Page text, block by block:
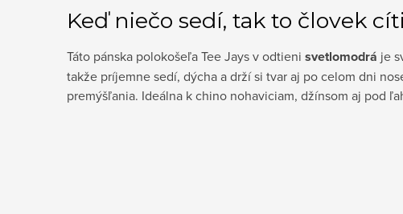
Keď niečo sedí, tak to človek
Táto pánska polokošeľa Tee Jays v odtieni svetlomodrá je
takže príjemne sedí, dýcha a drží si tvar aj po celom dni
premýšľania. Ideálna k chino nohaviciam, džínsom aj pod